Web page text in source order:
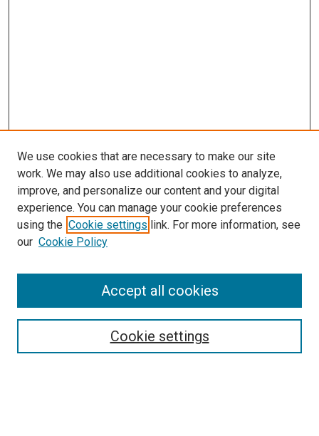
We use cookies that are necessary to make our site
work. We may also use additional cookies to analyze,
improve, and personalize our content and your digital
experience. You can manage your cookie preferences
using the Cookie settings link. For more information, see
our Cookie Policy
Cookie settings
Accept all cookies